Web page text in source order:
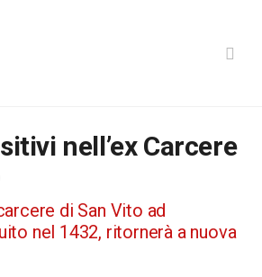
nell’ex Carcere
di San Vito ad
nel 1432, ritornerà a nuova